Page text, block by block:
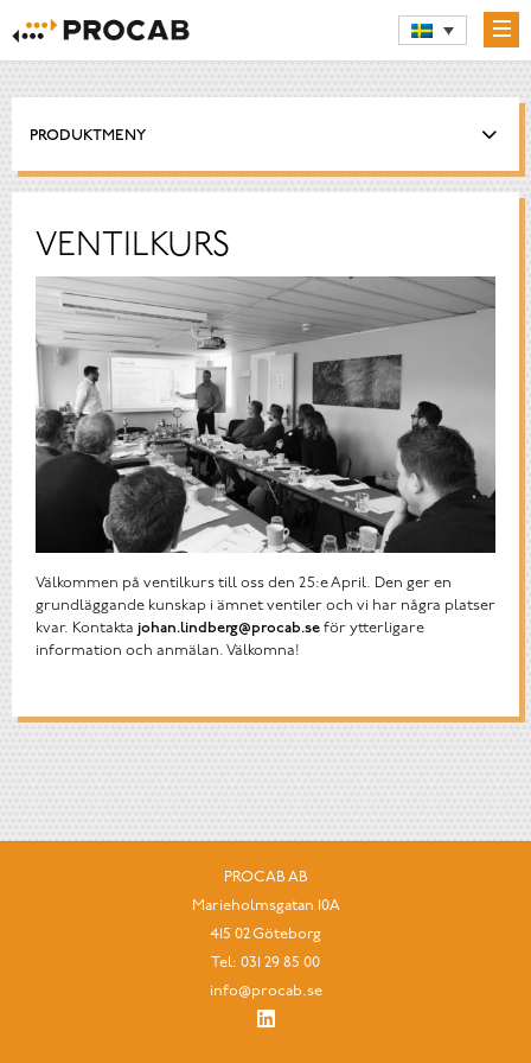
PRODUKTMENY
VENTILKURS
Välkommen på ventilkurs till oss den 25:e April. Den ger en
grundläggande kunskap i ämnet ventiler och vi har några platser
kvar. Kontakta johan.lindberg@procab.se för ytterligare
information och anmälan. Välkomna!
PROCAB AB
Marieholmsgatan 10A
415 02 Göteborg
Tel: 031 29 85 00
info@procab.se